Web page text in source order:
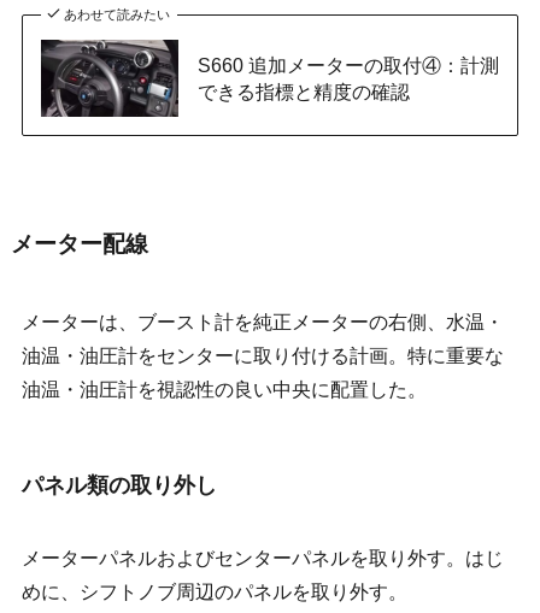
あわせて読みたい
S660 追加メーターの取付④：計測
できる指標と精度の確認
メーター配線
メーターは、ブースト計を純正メーターの右側、水温・
油温・油圧計をセンターに取り付ける計画。特に重要な
油温・油圧計を視認性の良い中央に配置した。
パネル類の取り外し
メーターパネルおよびセンターパネルを取り外す。はじ
めに、シフトノブ周辺のパネルを取り外す。